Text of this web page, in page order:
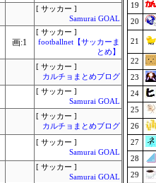
[ サッカー ]
Samurai GOAL
画:1
[ サッカー ]
footballnet【サッカーま
とめ】
[ サッカー ]
カルチョまとめブログ
[ サッカー ]
Samurai GOAL
[ サッカー ]
カルチョまとめブログ
[ サッカー ]
Samurai GOAL
[ サッカー ]
Samurai GOAL
19
20
21
22
23
24
25
26
27
28
29